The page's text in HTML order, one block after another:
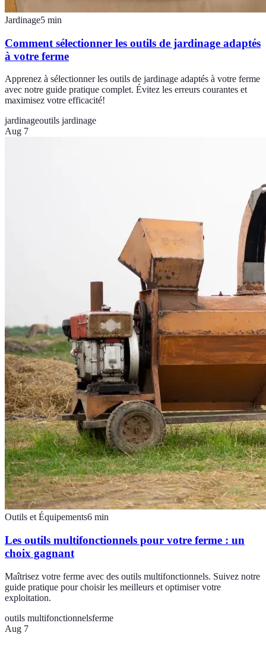
Jardinage5 min
Comment sélectionner les outils de jardinage adaptés
à votre ferme
Apprenez à sélectionner les outils de jardinage adaptés à votre ferme
avec notre guide pratique complet. Évitez les erreurs courantes et
maximisez votre efficacité!
jardinageoutils jardinage
Aug 7
Outils et Équipements6 min
Les outils multifonctionnels pour votre ferme : un
choix gagnant
Maîtrisez votre ferme avec des outils multifonctionnels. Suivez notre
guide pratique pour choisir les meilleurs et optimiser votre
exploitation.
outils multifonctionnelsferme
Aug 7